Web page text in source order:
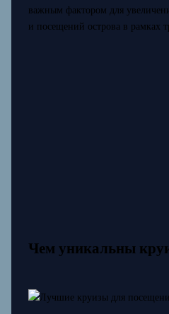
важным фактором для
и посещений острова в рамках
Чем уникальны